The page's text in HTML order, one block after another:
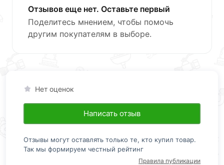
Отзывов еще нет. Оставьте первый
Поделитесь мнением, чтобы помочь
другим покупателям в выборе.
Нет оценок
Написать отзыв
Отзывы могут оставлять только те, кто купил товар.
Так мы формируем честный рейтинг
Правила публикации